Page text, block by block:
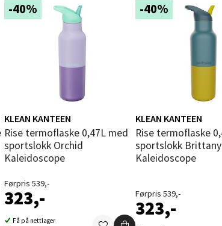
-40%
KLEAN KANTEEN
Rise termoflaske 0,47L med
sportslokk Orchid
Kaleidoscope
Førpris 539,-
323,-
Få på nettlager
-40%
KLEAN KANTEEN
Rise termoflaske 0,47L med
sportslokk Brittany
Kaleidoscope
Førpris 539,-
323,-
- Thon Senter Sandvika
7, 1338 Sandvika
Thon Senter Sartor
5353 Straume
21